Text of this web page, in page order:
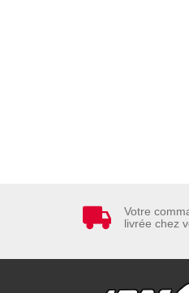
Votre
livrée chez